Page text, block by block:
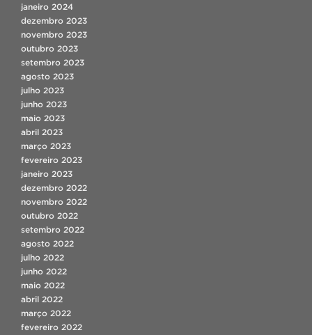
janeiro 2024
dezembro 2023
novembro 2023
outubro 2023
setembro 2023
agosto 2023
julho 2023
junho 2023
maio 2023
abril 2023
março 2023
fevereiro 2023
janeiro 2023
dezembro 2022
novembro 2022
outubro 2022
setembro 2022
agosto 2022
julho 2022
junho 2022
maio 2022
abril 2022
março 2022
fevereiro 2022